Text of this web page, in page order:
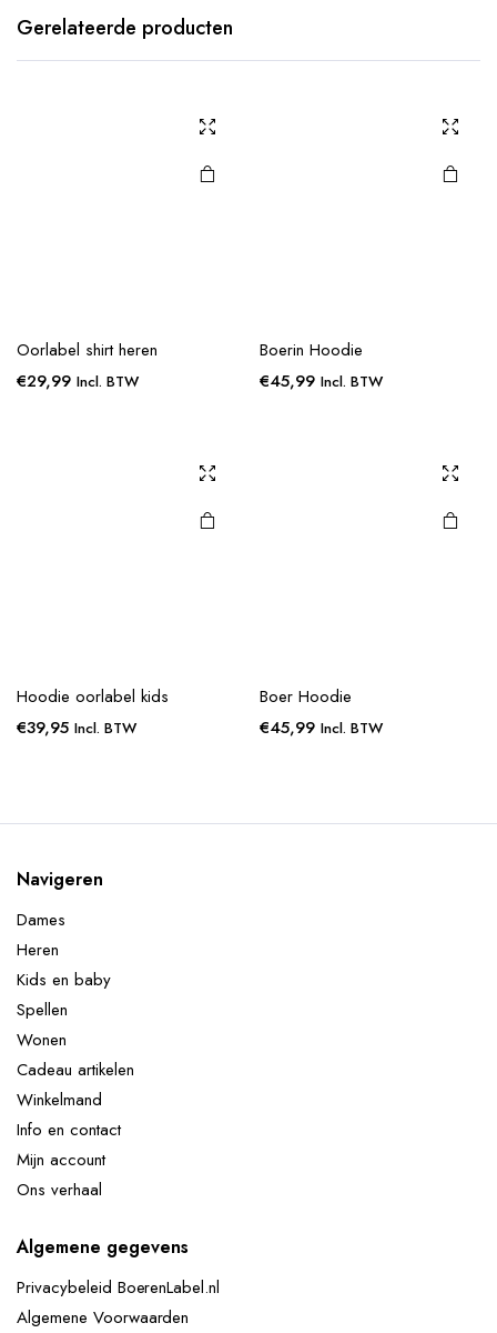
Gerelateerde producten
Oorlabel shirt heren
€29,99 Incl. BTW
Boerin Hoodie
€45,99 Incl. BTW
Hoodie oorlabel kids
€39,95 Incl. BTW
Boer Hoodie
€45,99 Incl. BTW
Navigeren
Dames
Heren
Kids en baby
Spellen
Wonen
Cadeau artikelen
Winkelmand
Info en contact
Mijn account
Ons verhaal
Algemene gegevens
Privacybeleid BoerenLabel.nl
Algemene Voorwaarden